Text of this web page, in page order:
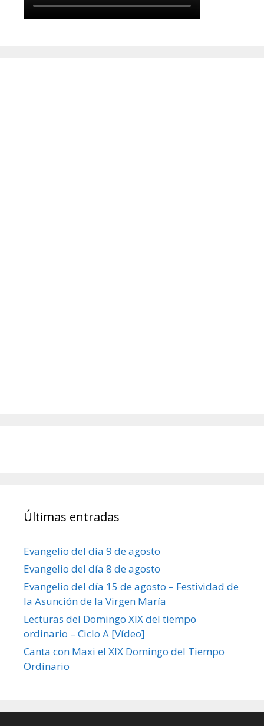
Últimas entradas
Evangelio del día 9 de agosto
Evangelio del día 8 de agosto
Evangelio del día 15 de agosto – Festividad de
la Asunción de la Virgen María
Lecturas del Domingo XIX del tiempo
ordinario – Ciclo A [Vídeo]
Canta con Maxi el XIX Domingo del Tiempo
Ordinario